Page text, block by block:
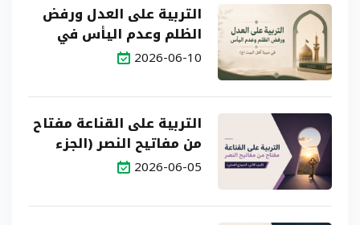
التربية على العدل ورفض
الظلم وعدم اليأس في
سيرة أهل البيت (ع)
2026-06-10
التربية على القناعة مفتاح
من مفاتيح النصر (الجزء
الثاني: النموذج العملي)
2026-06-05